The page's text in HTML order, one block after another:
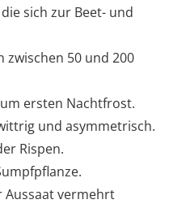
sich zur Beet- und
zwischen 50 und 200
ersten Nachtfrost.
und asymmetrisch.
Rispen.
Aussaat vermehrt